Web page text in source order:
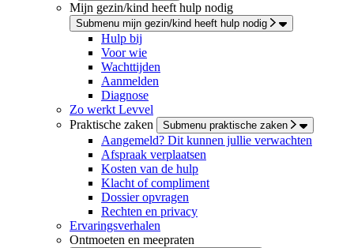
Mijn gezin/kind heeft hulp nodig
Submenu mijn gezin/kind heeft hulp nodig
Hulp bij
Voor wie
Wachttijden
Aanmelden
Diagnose
Zo werkt Levvel
Praktische zaken
Submenu praktische zaken
Aangemeld? Dit kunnen jullie verwachten
Afspraak verplaatsen
Kosten van de hulp
Klacht of compliment
Dossier opvragen
Rechten en privacy
Ervaringsverhalen
Ontmoeten en meepraten